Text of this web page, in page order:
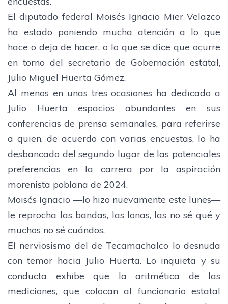
El diputado federal Moisés Ignacio Mier Velazco
ha estado poniendo mucha atención a lo que
hace o deja de hacer, o lo que se dice que ocurre
en torno del secretario de Gobernación estatal,
Julio Miguel Huerta Gómez.
Al menos en unas tres ocasiones ha dedicado a
Julio Huerta espacios abundantes en sus
conferencias de prensa semanales, para referirse
a quien, de acuerdo con varias encuestas, lo ha
desbancado del segundo lugar de las potenciales
preferencias en la carrera por la aspiración
morenista poblana de 2024.
Moisés Ignacio —lo hizo nuevamente este lunes—
le reprocha las bandas, las lonas, las no sé qué y
muchos no sé cuándos.
El nerviosismo del de Tecamachalco lo desnuda
con temor hacia Julio Huerta. Lo inquieta y su
conducta exhibe que la aritmética de las
mediciones, que colocan al funcionario estatal